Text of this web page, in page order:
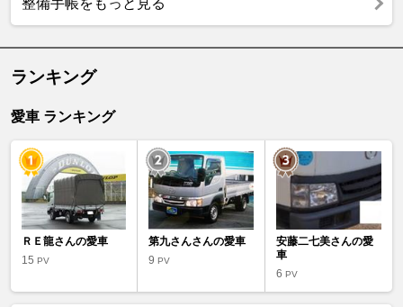
ランキング
愛車 ランキング
ＲＥ龍さんの愛車
15 PV
第九さんさんの愛車
9PV
安藤二七美さんの愛
車
6 PV